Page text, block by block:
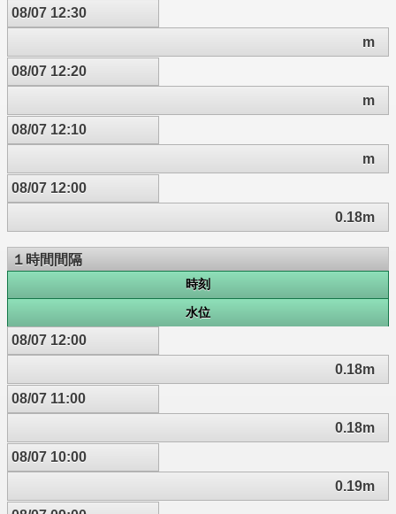
08/07 12:30
m
08/07 12:20
m
08/07 12:10
m
08/07 12:00
0.18m
１時間間隔
時刻
水位
08/07 12:00
0.18m
08/07 11:00
0.18m
08/07 10:00
0.19m